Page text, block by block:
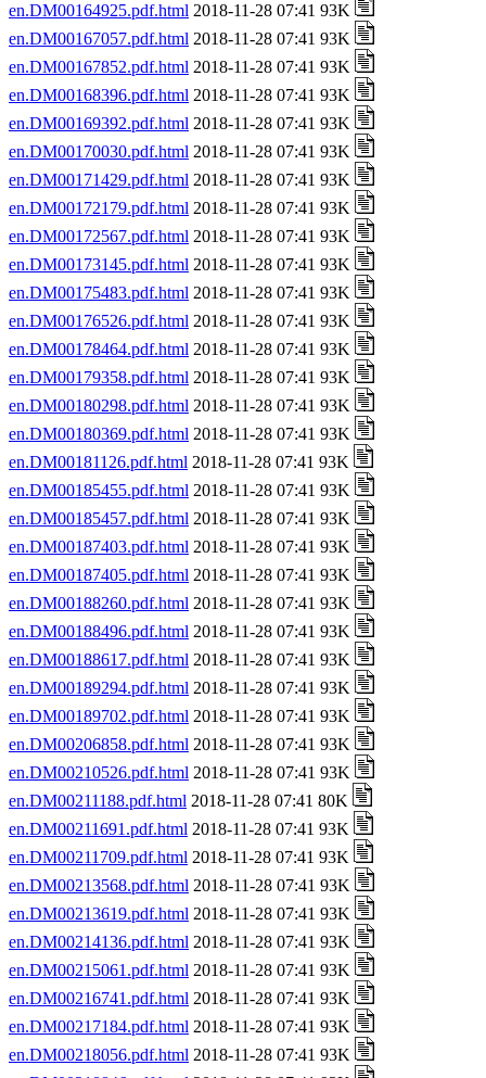
en.DM00164925.pdf.html 2018-11-28 07:41 93K
en.DM00167057.pdf.html 2018-11-28 07:41 93K
en.DM00167852.pdf.html 2018-11-28 07:41 93K
en.DM00168396.pdf.html 2018-11-28 07:41 93K
en.DM00169392.pdf.html 2018-11-28 07:41 93K
en.DM00170030.pdf.html 2018-11-28 07:41 93K
en.DM00171429.pdf.html 2018-11-28 07:41 93K
en.DM00172179.pdf.html 2018-11-28 07:41 93K
en.DM00172567.pdf.html 2018-11-28 07:41 93K
en.DM00173145.pdf.html 2018-11-28 07:41 93K
en.DM00175483.pdf.html 2018-11-28 07:41 93K
en.DM00176526.pdf.html 2018-11-28 07:41 93K
en.DM00178464.pdf.html 2018-11-28 07:41 93K
en.DM00179358.pdf.html 2018-11-28 07:41 93K
en.DM00180298.pdf.html 2018-11-28 07:41 93K
en.DM00180369.pdf.html 2018-11-28 07:41 93K
en.DM00181126.pdf.html 2018-11-28 07:41 93K
en.DM00185455.pdf.html 2018-11-28 07:41 93K
en.DM00185457.pdf.html 2018-11-28 07:41 93K
en.DM00187403.pdf.html 2018-11-28 07:41 93K
en.DM00187405.pdf.html 2018-11-28 07:41 93K
en.DM00188260.pdf.html 2018-11-28 07:41 93K
en.DM00188496.pdf.html 2018-11-28 07:41 93K
en.DM00188617.pdf.html 2018-11-28 07:41 93K
en.DM00189294.pdf.html 2018-11-28 07:41 93K
en.DM00189702.pdf.html 2018-11-28 07:41 93K
en.DM00206858.pdf.html 2018-11-28 07:41 93K
en.DM00210526.pdf.html 2018-11-28 07:41 93K
en.DM00211188.pdf.html 2018-11-28 07:41 80K
en.DM00211691.pdf.html 2018-11-28 07:41 93K
en.DM00211709.pdf.html 2018-11-28 07:41 93K
en.DM00213568.pdf.html 2018-11-28 07:41 93K
en.DM00213619.pdf.html 2018-11-28 07:41 93K
en.DM00214136.pdf.html 2018-11-28 07:41 93K
en.DM00215061.pdf.html 2018-11-28 07:41 93K
en.DM00216741.pdf.html 2018-11-28 07:41 93K
en.DM00217184.pdf.html 2018-11-28 07:41 93K
en.DM00218056.pdf.html 2018-11-28 07:41 93K